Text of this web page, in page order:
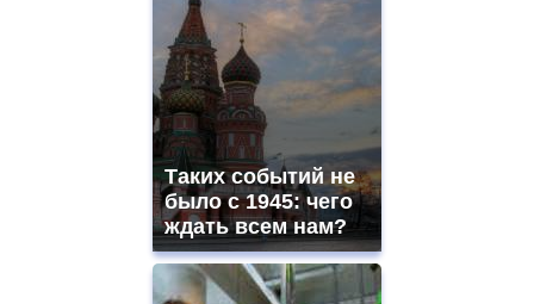
Таких событий не
было с 1945: чего
ждать всем нам?